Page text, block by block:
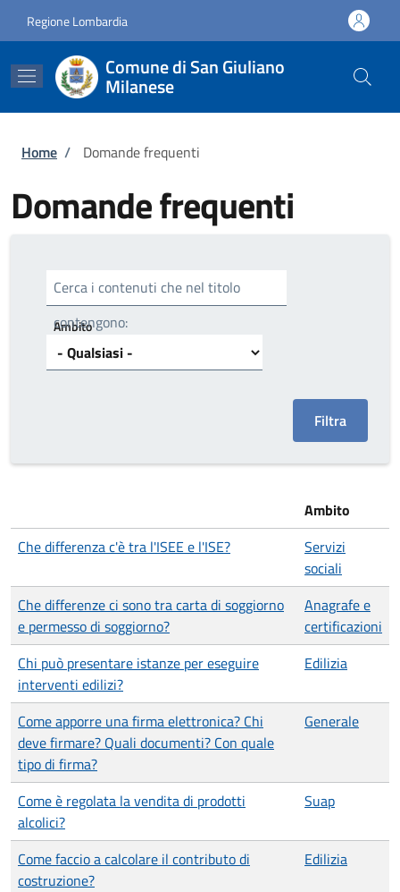
Regione Lombardia
Comune di San Giuliano
Milanese
Briciole di pane
Home / Domande frequenti
Domande frequenti
Cerca i contenuti che nel titolo
contengono:
Ambito
Ambito
Che differenza c'è tra l'ISEE e l'ISE?
Servizi
sociali
Che differenze ci sono tra carta di soggiorno
e permesso di soggiorno?
Anagrafe e
certificazioni
Chi può presentare istanze per eseguire
interventi edilizi?
Edilizia
Come apporre una firma elettronica? Chi
deve firmare? Quali documenti? Con quale
tipo di firma?
Generale
Come è regolata la vendita di prodotti
alcolici?
Suap
Come faccio a calcolare il contributo di
costruzione?
Edilizia